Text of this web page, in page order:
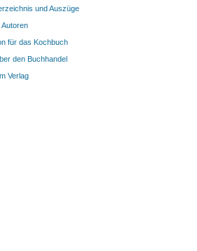
und Auszüge
Autoren
für das Kochbuch
den Buchhandel
Verlag